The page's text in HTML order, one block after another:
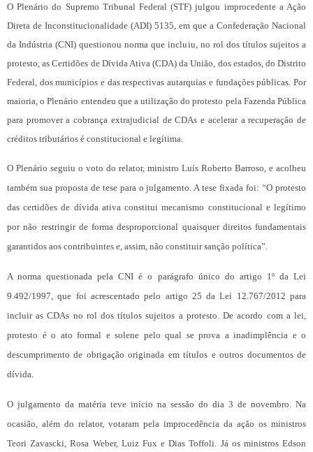
O Plenário do Supremo Tribunal Federal (STF) julgou improcedente a Ação
Direta de Inconstitucionalidade (ADI) 5135, em que a Confederação Nacional
da Indústria (CNI) questionou norma que incluiu, no rol dos títulos sujeitos a
protesto, as Certidões de Dívida Ativa (CDA) da União, dos estados, do Distrito
Federal, dos municípios e das respectivas autarquias e fundações públicas. Por
maioria, o Plenário entendeu que a utilização do protesto pela Fazenda Pública
para promover a cobrança extrajudicial de CDAs e acelerar a recuperação de
créditos tributários é constitucional e legítima.
O Plenário seguiu o voto do relator, ministro Luís Roberto Barroso, e acolheu
também sua proposta de tese para o julgamento. A tese fixada foi: “O protesto
das certidões de dívida ativa constitui mecanismo constitucional e legítimo
por não restringir de forma desproporcional quaisquer direitos fundamentais
garantidos aos contribuintes e, assim, não constituir sanção política”.
A norma questionada pela CNI é o parágrafo único do artigo 1º da Lei
9.492/1997, que foi acrescentado pelo artigo 25 da Lei 12.767/2012 para
incluir as CDAs no rol dos títulos sujeitos a protesto. De acordo com a lei,
protesto é o ato formal e solene pelo qual se prova a inadimplência e o
descumprimento de obrigação originada em títulos e outros documentos de
dívida.
O julgamento da matéria teve início na sessão do dia 3 de novembro. Na
ocasião, além do relator, votaram pela improcedência da ação os ministros
Teori Zavascki, Rosa Weber, Luiz Fux e Dias Toffoli. Já os ministros Edson